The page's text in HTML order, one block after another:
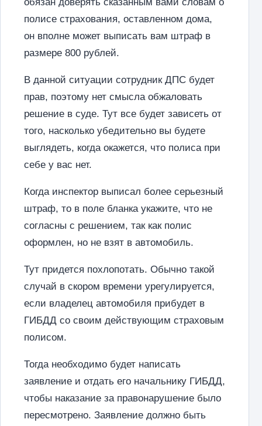
полисе страхования, оставленном дома,
он вполне может выписать вам штраф в
размере 800 рублей.
В данной ситуации сотрудник ДПС будет
прав, поэтому нет смысла обжаловать
решение в суде. Тут все будет зависеть от
того, насколько убедительно вы будете
выглядеть, когда окажется, что полиса при
себе у вас нет.
Когда инспектор выписал более серьезный
штраф, то в поле бланка укажите, что не
согласны с решением, так как полис
оформлен, но не взят в автомобиль.
Тут придется похлопотать. Обычно такой
случай в скором времени урегулируется,
если владелец автомобиля прибудет в
ГИБДД со своим действующим страховым
полисом.
Тогда необходимо будет написать
заявление и отдать его начальнику ГИБДД,
чтобы наказание за правонарушение было
пересмотрено. Заявление должно быть